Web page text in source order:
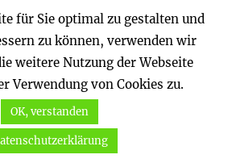
(1)
für Sie optimal zu gestalten und
zu können, verwenden wir
weitere Nutzung der Webseite
Verwendung von Cookies zu.
OK, verstanden